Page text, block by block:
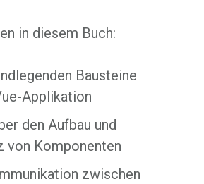
in diesem Buch:
Bausteine
Applikation
den Aufbau und
von Komponenten
zwischen